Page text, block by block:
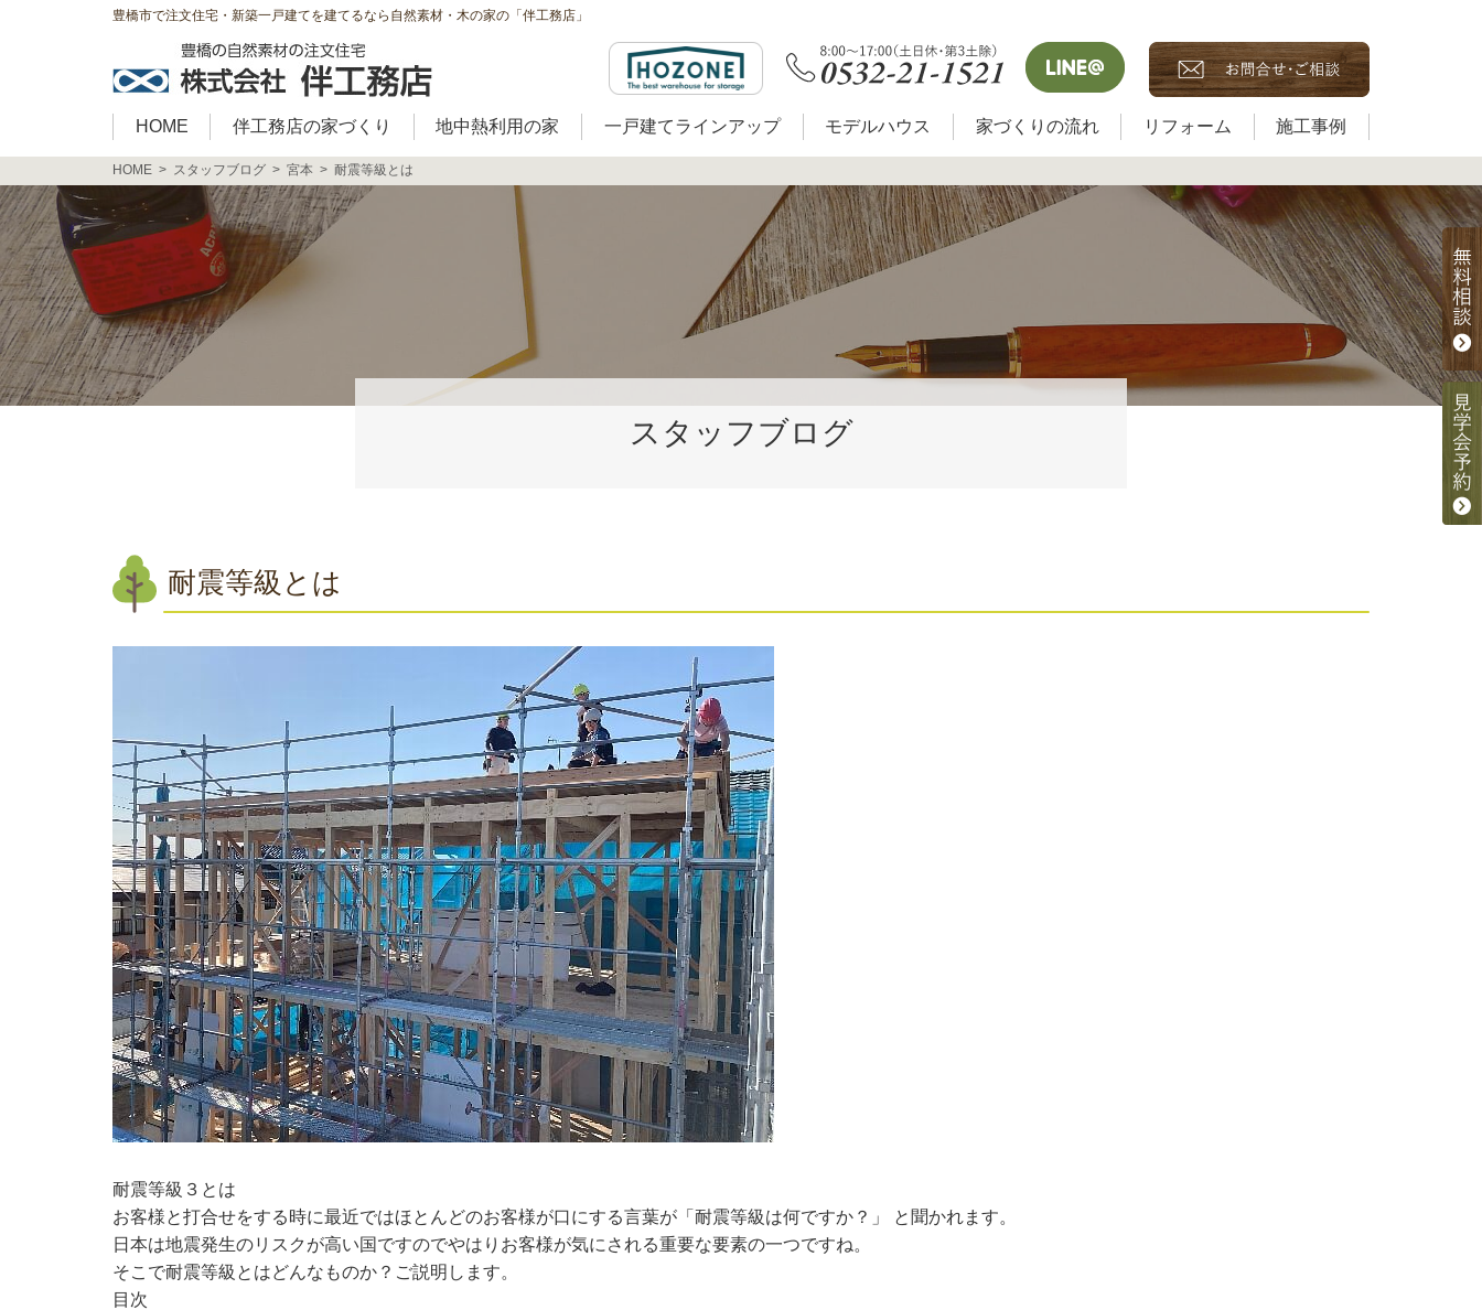
豊橋市で注文住宅・新築一戸建てを建てるなら自然素材・木の家の「伴工務店」
HOME 伴工務店の家づくり 地中熱利用の家 一戸建てラインアップ モデルハウス 家づくりの流れ リフォーム 施工事例
HOME スタッフブログ 宮本 耐震等級とは
スタッフブログ
耐震等級とは
耐震等級３とは
お客様と打合せをする時に最近ではほとんどのお客様が口にする言葉が「耐震等級は何ですか？」 と聞かれます。
日本は地震発生のリスクが高い国ですのでやはりお客様が気にされる重要な要素の一つですね。
そこで耐震等級とはどんなものか？ご説明します。
目次